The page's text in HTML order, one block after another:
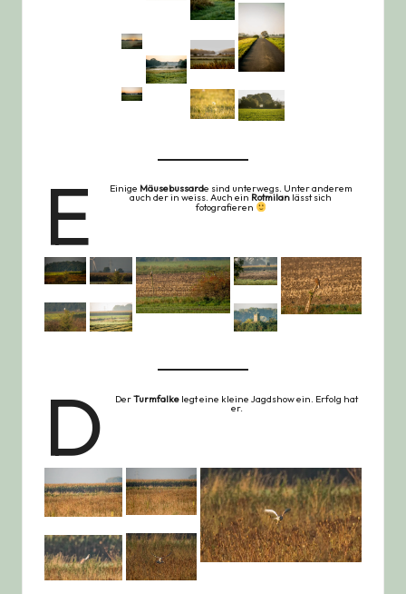
E Einige Mäusebussarde sind unterwegs. Unter anderem
auch der in weiss. Auch ein Rotmilan lässt sich
fotografieren
D DerTurmfalke legt eine kleine Jagdshow ein. Erfolg hat
er.